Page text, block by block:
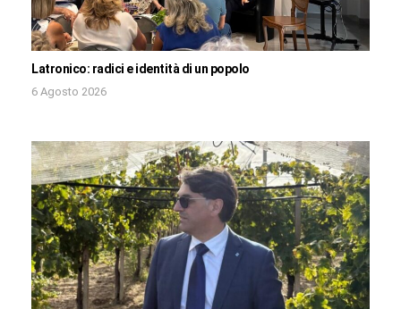
Latronico: radici e identità di un popolo
6 Agosto 2026